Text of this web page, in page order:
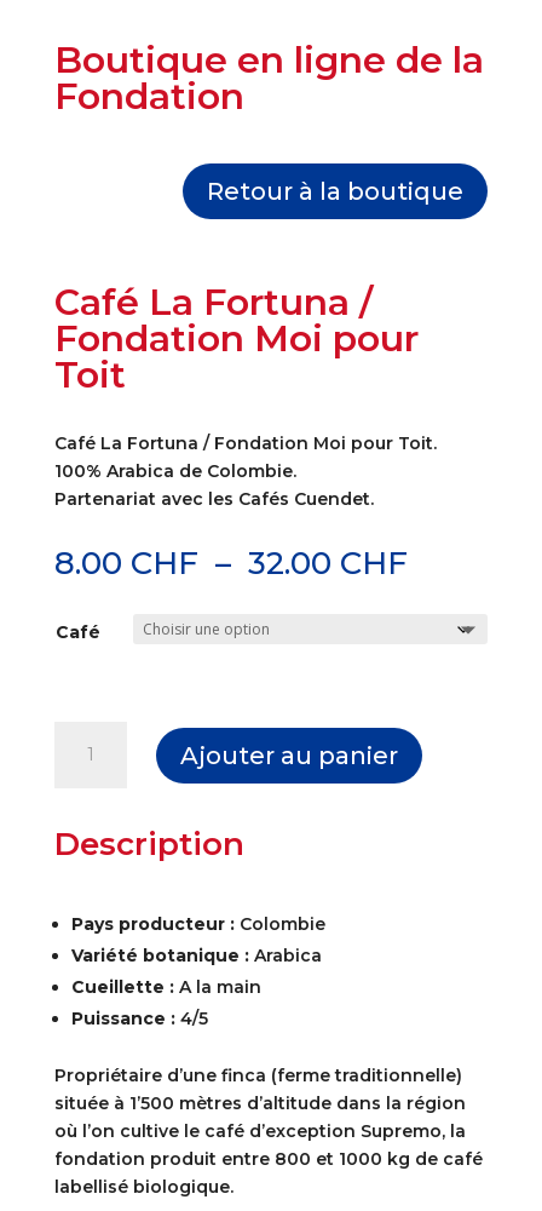
Boutique en ligne de la
Fondation
Retour à la boutique
Café La Fortuna /
Fondation Moi pour
Toit
Café La Fortuna / Fondation Moi pour Toit.
100% Arabica de Colombie.
Partenariat avec les Cafés Cuendet.
8.00 CHF – 32.00 CHFPlage
prix :
8.00
Café
Fortuna
Moi
pour
Toit
Ajouter au panier
l
t
t
i
e
:
Description
Pays producteur :Colombie
Variété botanique :Arabica
Cueillette :A la main
Puissance :4/5
Propriétaire d’une finca (ferme traditionnelle)
située à 1’500 mètres d’altitude dans la région
où l’on cultive le café d’exception Supremo, la
fondation produit entre 800 et 1000 kg de café
labellisé biologique.